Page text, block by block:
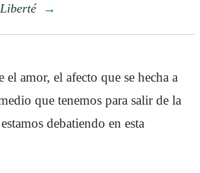
→
el amor, el afecto que se hecha a
que tenemos para salir de la
debatiendo en esta